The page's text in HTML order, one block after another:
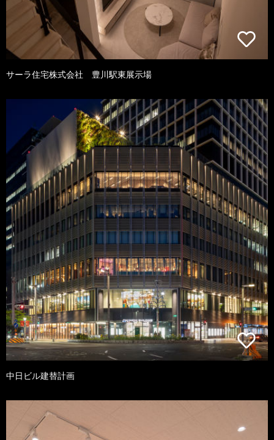
サーラ住宅株式会社 豊川駅東展示場
中日ビル建替計画